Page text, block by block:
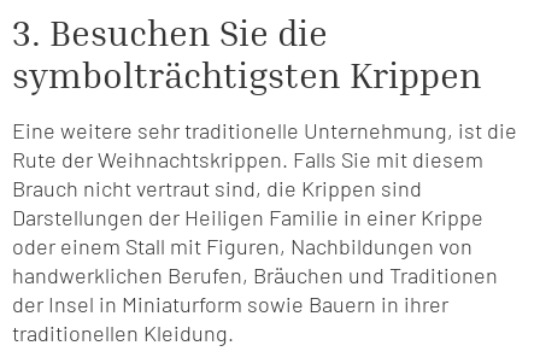
3. Besuchen Sie die
symbolträchtigsten Krippen
Eine weitere sehr traditionelle Unternehmung, ist die
Rute der Weihnachtskrippen. Falls Sie mit diesem
Brauch nicht vertraut sind, die Krippen sind
Darstellungen der Heiligen Familie in einer Krippe
oder einem Stall mit Figuren, Nachbildungen von
handwerklichen Berufen, Bräuchen und Traditionen
der Insel in Miniaturform sowie Bauern in ihrer
traditionellen Kleidung.